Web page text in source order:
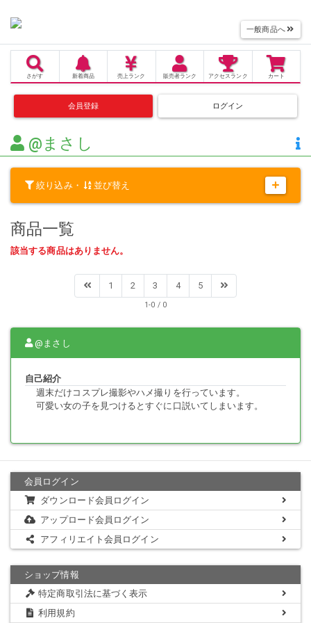
一般商品へ
さがす 新着商品 売上 ランク 販売者ランク アクセス ランク カート
会員登録 ログイン
@まさし
絞り込み・ 並び替え
商品一覧
該当する商品はありません。
1 2 3 4 5
1-0 / 0
@まさし
自己紹介
週末だけコスプレ撮影やハメ撮りを行っています。
可愛い女の子を見つけるとすぐに口説いてしまいます。
会員ログイン
ダウンロード会員ログイン
アップロード会員ログイン
アフィリエイト会員ログイン
ショップ情報
特定商取引法に基づく表示
利用規約